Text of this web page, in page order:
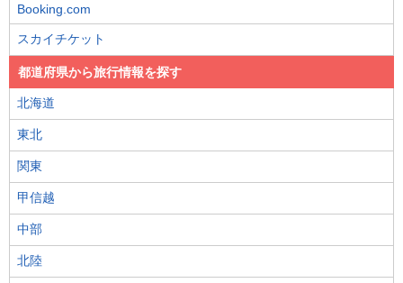
Booking.com
スカイチケット
都道府県から旅行情報を探す
北海道
東北
関東
甲信越
中部
北陸